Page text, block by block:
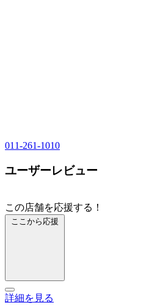
011-261-1010
ユーザーレビュー
この店舗を応援する！
ここから応援
詳細を見る